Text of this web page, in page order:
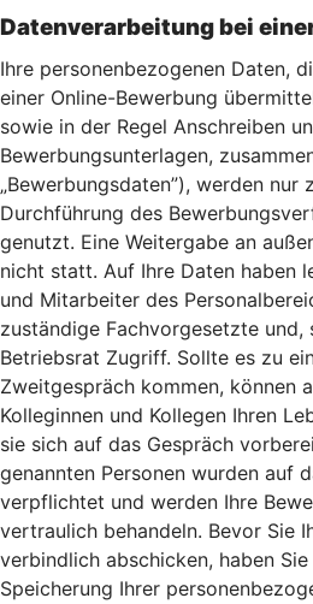
Datenverarbeitung bei
Ihre personenbezogenen Daten,
einer Online-Bewerbung
sowie in der Regel Anschreiben
Bewerbungsunterlagen,
„Bewerbungsdaten”), werden nur
Durchführung des
genutzt. Eine Weitergabe an
nicht statt. Auf Ihre Daten haben
und Mitarbeiter des
zuständige Fachvorgesetzte
Betriebsrat Zugriff. Sollte es zu
Zweitgespräch kommen, können
Kolleginnen und Kollegen Ihren
sie sich auf das Gespräch
genannten Personen wurden auf
verpflichtet und werden Ihre
vertraulich behandeln. Bevor Sie
verbindlich abschicken, haben
Speicherung Ihrer